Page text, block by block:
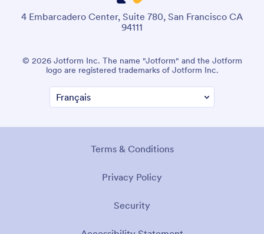
4 Embarcadero Center, Suite 780, San Francisco CA
94111
© 2026 Jotform Inc. Le nom "Jotform" et le logo Jotform
sont des marques déposées de Jotform Inc.
Conditions générales
Politique de confidentialité
Sécurité